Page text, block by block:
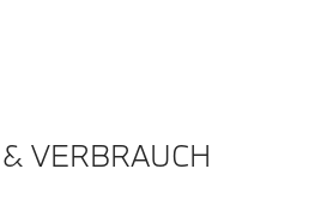
VERBRAUCH